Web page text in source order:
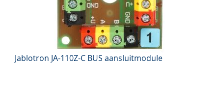
Jablotron JA-110Z-C BUS aansluitmodule